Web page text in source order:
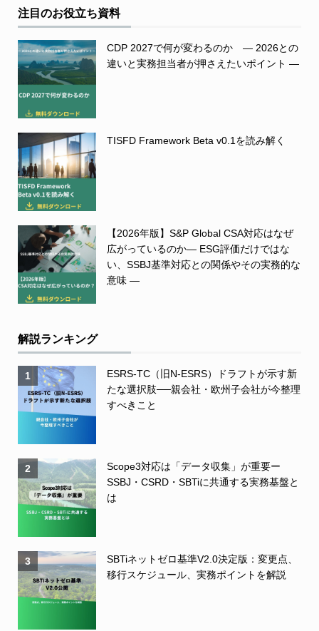
注目のお役立ち資料
CDP 2027で何が変わるのか ― 2026との
違いと実務担当者が押さえたいポイント ―
TISFD Framework Beta v0.1を読み解く
【2026年版】S&P Global CSA対応はなぜ
広がっているのか― ESG評価だけではな
い、SSBJ基準対応との関係やその実務的な
意味 ―
解説ランキング
1
ESRS-TC（旧N-ESRS）ドラフトが示す新
たな選択肢──親会社・欧州子会社が今整理
すべきこと
2
Scope3対応は「データ収集」が重要ー
SSBJ・CSRD・SBTiに共通する実務基盤と
は
3
SBTiネットゼロ基準V2.0決定版：変更点、
移行スケジュール、実務ポイントを解説